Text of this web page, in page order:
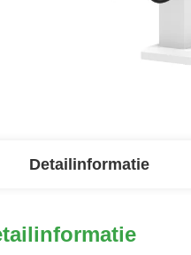
Detailinformatie